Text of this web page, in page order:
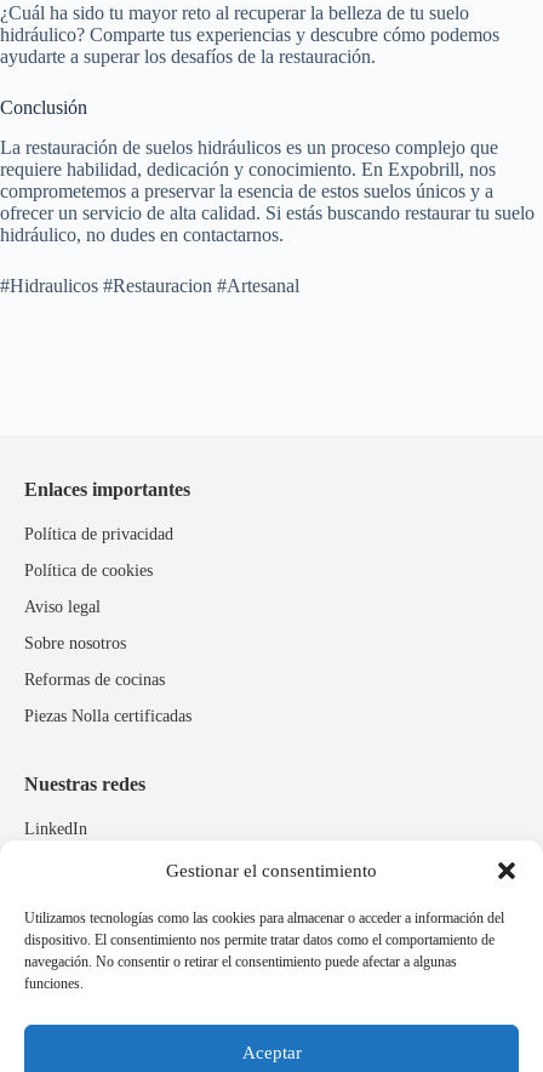
Gestionar el consentimiento
Utilizamos tecnologías como las cookies para almacenar o acceder a información del
dispositivo. El consentimiento nos permite tratar datos como el comportamiento de
navegación. No consentir o retirar el consentimiento puede afectar a algunas
funciones.
Aceptar
¿Cuál ha sido tu mayor reto al recuperar la belleza de tu suelo
hidráulico? Comparte tus experiencias y descubre cómo podemos
ayudarte a superar los desafíos de la restauración.
Conclusión
La restauración de suelos hidráulicos es un proceso complejo que
requiere habilidad, dedicación y conocimiento. En Expobrill, nos
comprometemos a preservar la esencia de estos suelos únicos y a
ofrecer un servicio de alta calidad. Si estás buscando restaurar tu suelo
hidráulico, no dudes en contactarnos.
#Hidraulicos #Restauracion #Artesanal
Enlaces importantes
Política de privacidad
Política de cookies
Aviso legal
Sobre nosotros
Reformas de cocinas
Piezas Nolla certificadas
Nuestras redes
LinkedIn
Marcas relacionadas